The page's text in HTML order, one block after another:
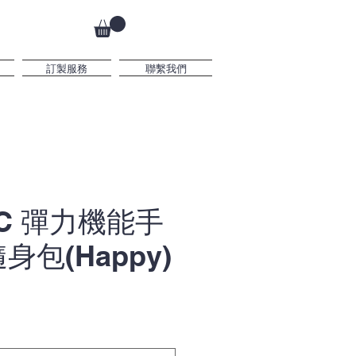
訂製服務 聯繫我們
彈力機能手
身包(Happy)